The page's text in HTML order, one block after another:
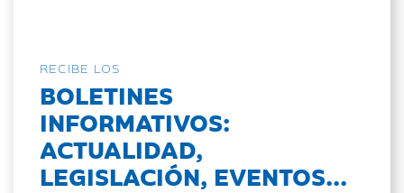
RECIBE LOS
BOLETINES
INFORMATIVOS:
ACTUALIDAD,
LEGISLACIÓN, EVENTOS...